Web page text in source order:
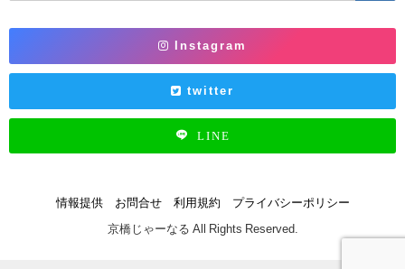
Instagram
twitter
LINE
情報提供 お問合せ 利用規約 プライバシーポリシー
京橋じゃーなる All Rights Reserved.